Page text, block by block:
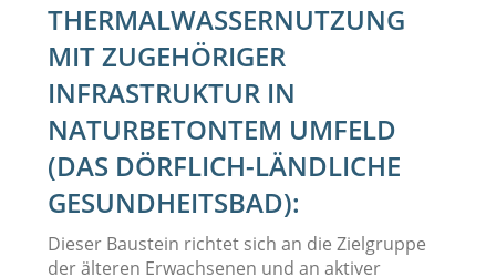
THERMALWASSERNUTZUNG
MIT ZUGEHÖRIGER
INFRASTRUKTUR IN
NATURBETONTEM UMFELD
(DAS DÖRFLICH-LÄNDLICHE
GESUNDHEITSBAD):
Dieser Baustein richtet sich an die Zielgruppe
der älteren Erwachsenen und an aktiver